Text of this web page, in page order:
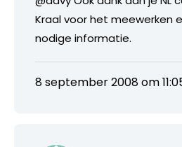
Kraal voor het meewerken
nodige informatie.
8 september 2008 om